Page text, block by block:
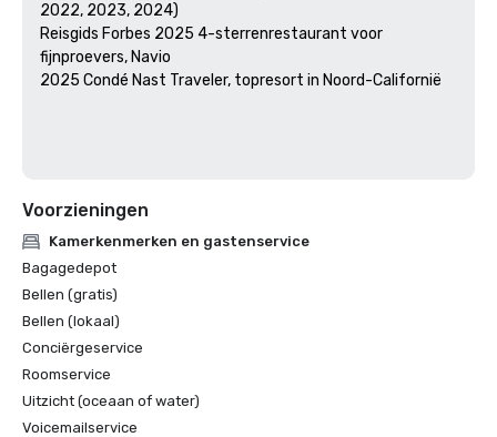
2022, 2023, 2024)
Reisgids Forbes 2025 4-sterrenrestaurant voor
fijnproevers, Navio
2025 Condé Nast Traveler, topresort in Noord-Californië
Voorzieningen
Kamerkenmerken en gastenservice
Bagagedepot
Bellen (gratis)
Bellen (lokaal)
Conciërgeservice
Roomservice
Uitzicht (oceaan of water)
Voicemailservice